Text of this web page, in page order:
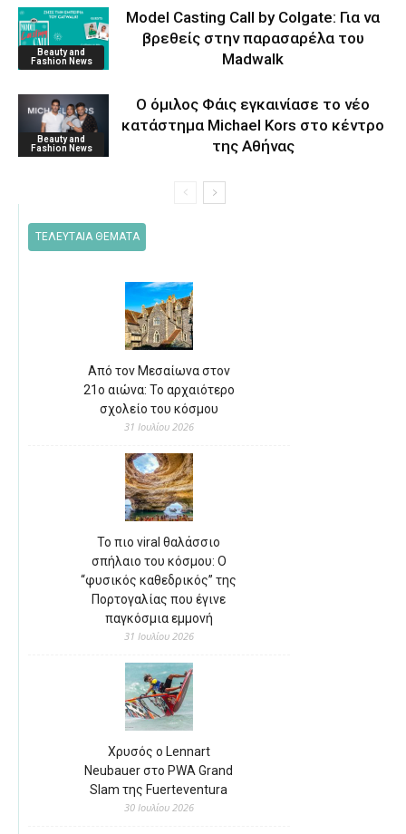
Beauty and
Fashion News
Model Casting Call by Colgate: Για να
βρεθείς στην παρασαρέλα του
Μadwalk
Beauty and
Fashion News
O όμιλος Φάις εγκαινίασε το νέο
κατάστημα Michael Kors στο κέντρο
της Αθήνας
ΤΕΛΕΥΤΑΙΑ ΘΕΜΑΤΑ
Από τον Μεσαίωνα στον
21ο αιώνα: Το αρχαιότερο
σχολείο του κόσμου
31 Ιουλίου 2026
Το πιο viral θαλάσσιο
σπήλαιο του κόσμου: Ο
“φυσικός καθεδρικός” της
Πορτογαλίας που έγινε
παγκόσμια εμμονή
31 Ιουλίου 2026
Χρυσός ο Lennart
Neubauer στο PWA Grand
Slam της Fuerteventura
30 Ιουλίου 2026